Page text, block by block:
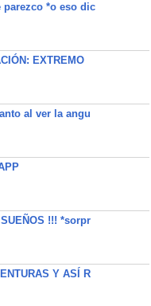
parezco *o eso dic
EXTREMO
al ver la angu
!!! *sorpr
Y ASÍ R